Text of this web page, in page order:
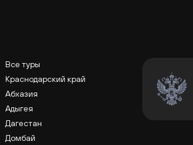
Все туры
Краснодарский край
Абхазия
Адыгея
Дагестан
Домбай